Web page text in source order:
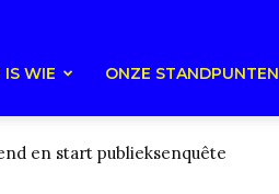
IS WIE ONZE STANDPUNTEN
en start publieksenquête